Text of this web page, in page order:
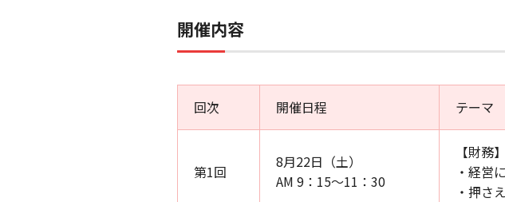
開催内容
回次 開催日程 テーマ
第1回
8月22日（土）
AM 9：15～11：30
【財務】
・経営
・押さ